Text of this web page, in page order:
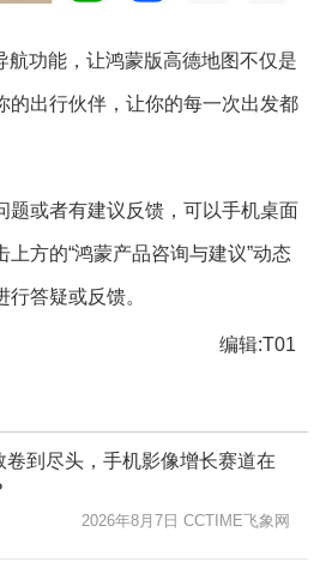
航功能，让鸿蒙版高德地图不仅是
的出行伙伴，让你的每一次出发都
题或者有建议反馈，可以手机桌面
方的“鸿蒙产品咨询与建议”动态
答疑或反馈。
编辑:T01
卷到尽头，手机影像增长赛道在
2026年8月7日 CCTIME飞象网